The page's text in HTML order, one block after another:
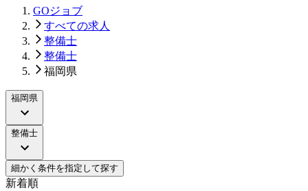
GOジョブ
すべての求人
整備士
整備士
福岡県
福岡県
整備士
細かく条件を指定して探す
新着順